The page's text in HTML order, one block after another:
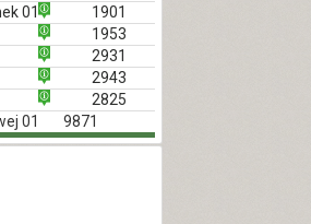
01
1901
1953
2931
2943
2825
01 9871